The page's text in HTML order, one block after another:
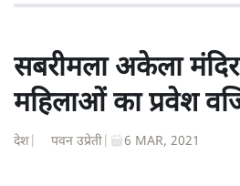
सबरीमला अकेला
महिलाओं का प्रवेश
देश पवन उप्रेती 6 MAR, 2021